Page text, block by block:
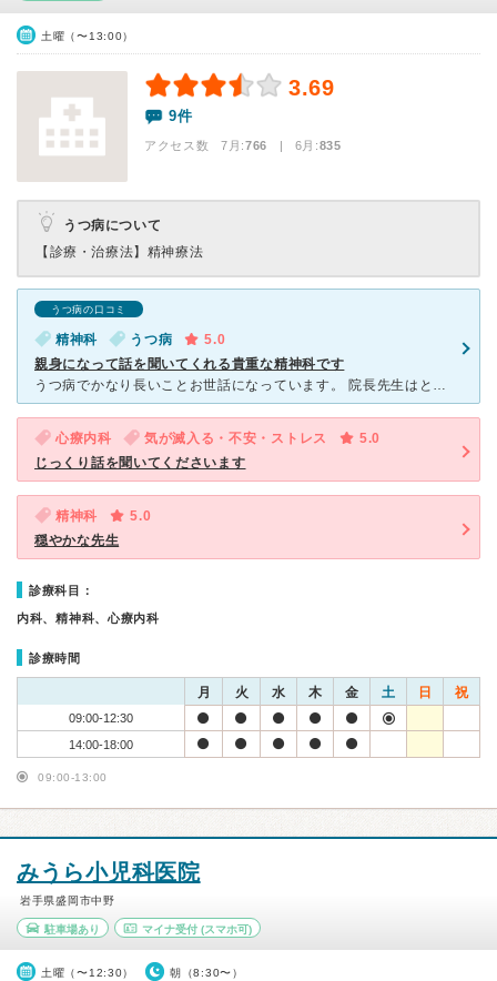
土曜（〜13:00）
3.69
9件
アクセス数 7月:766 | 6月:835
うつ病について
【診療・治療法】 精神療法
うつ病の口コミ
精神科 うつ病
5.0
親身になって話を聞いてくれる貴重な精神科です
うつ病でかなり長いことお世話になっています。 院長先生はとても気配りができる優しい方で、毎回の通院が楽しみになってしまうほどです。どんな話でも決して嫌な顔をせずにしっかりと聞いてくれ、気持ちをわかっ
心療内科 気が滅入る・不安・ストレス
5.0
じっくり話を聞いてくださいます
精神科
5.0
穏やかな先生
診療科目：
内科、精神科、心療内科
診療時間
月 火 水 木 金 土 日 祝
09:00-12:30
14:00-18:00
09:00-13:00
みうら小児科医院
岩手県盛岡市中野
駐車場あり マイナ受付(スマホ可)
土曜（〜12:30） 朝（8:30〜）